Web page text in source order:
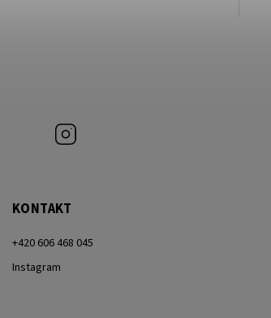
KONTAKT
+420 606 468 045
Instagram